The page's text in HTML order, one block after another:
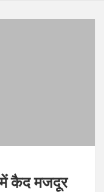
में कैद मजदूर